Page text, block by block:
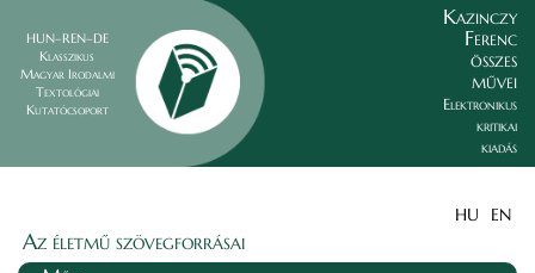
HUN–REN–DE
Klasszikus
Magyar Irodalmi
Textológiai
Kutatócsoport
Kazinczy
Ferenc
összes
művei
Elektronikus
kritikai
kiadás
HU EN
Az életmű szövegforrásai